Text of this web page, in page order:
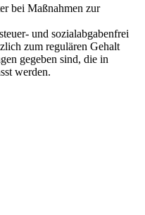
bei Maßnahmen zur
und sozialabgabenfrei
zum regulären Gehalt
gegeben sind, die in
werden.